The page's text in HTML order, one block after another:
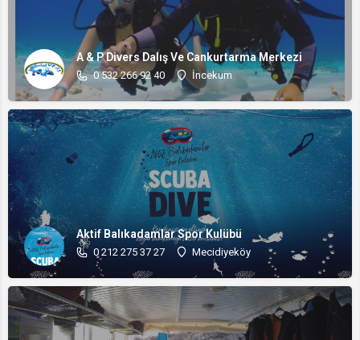
A & P Divers Dalış Ve Cankurtarma Merkezi
0 532 266 92 40 İncekum
Aktif Balıkadamlar Spor Kulübü
0 212 275 37 27 Mecidiyeköy